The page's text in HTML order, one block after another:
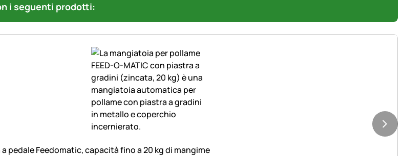
i seguenti prodotti:
pedale Feedomatic, capacità fino a 20 kg di mangime